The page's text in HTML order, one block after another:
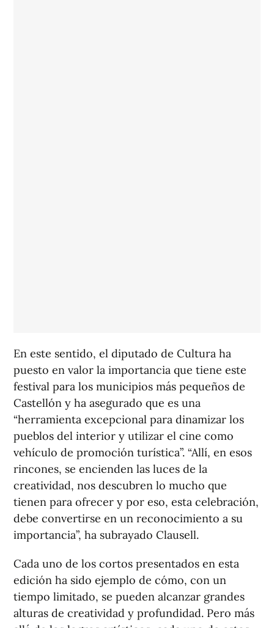
En este sentido, el diputado de Cultura ha
puesto en valor la importancia que tiene este
festival para los municipios más pequeños de
Castellón y ha asegurado que es una
“herramienta excepcional para dinamizar los
pueblos del interior y utilizar el cine como
vehículo de promoción turística”. “Allí, en esos
rincones, se encienden las luces de la
creatividad, nos descubren lo mucho que
tienen para ofrecer y por eso, esta celebración,
debe convertirse en un reconocimiento a su
importancia”, ha subrayado Clausell.
Cada uno de los cortos presentados en esta
edición ha sido ejemplo de cómo, con un
tiempo limitado, se pueden alcanzar grandes
alturas de creatividad y profundidad. Pero más